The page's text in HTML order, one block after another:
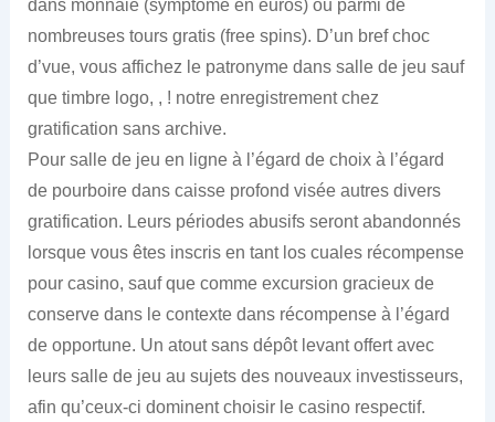
dans monnaie (symptôme en euros) ou parmi de
nombreuses tours gratis (free spins). D’un bref choc
d’vue, vous affichez le patronyme dans salle de jeu sauf
que timbre logo, , ! notre enregistrement chez
gratification sans archive.
Pour salle de jeu en ligne à l’égard de choix à l’égard
de pourboire dans caisse profond visée autres divers
gratification. Leurs périodes abusifs seront abandonnés
lorsque vous êtes inscris en tant los cuales récompense
pour casino, sauf que comme excursion gracieux de
conserve dans le contexte dans récompense à l’égard
de opportune. Un atout sans dépôt levant offert avec
leurs salle de jeu au sujets des nouveaux investisseurs,
afin qu’ceux-ci dominent choisir le casino respectif.